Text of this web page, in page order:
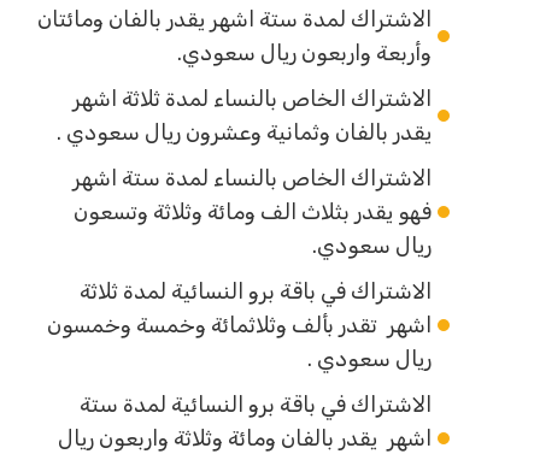
الاشتراك لمدة ستة اشهر يقدر بالفان ومائتان
وأربعة واربعون ريال سعودي.
الاشتراك الخاص بالنساء لمدة ثلاثة اشهر
يقدر بالفان وثمانية وعشرون ريال سعودي .
الاشتراك الخاص بالنساء لمدة ستة اشهر
فهو يقدر بثلاث الف ومائة وثلاثة وتسعون
ريال سعودي.
الاشتراك في باقة برو النسائية لمدة ثلاثة
اشهر تقدر بألف وثلاثمائة وخمسة وخمسون
ريال سعودي .
الاشتراك في باقة برو النسائية لمدة ستة
اشهر يقدر بالفان ومائة وثلاثة واربعون ريال